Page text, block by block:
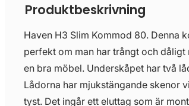
Produktbeskrivning
Haven H3 Slim Kommod 80. Denna
perfekt om man har trångt och
en bra möbel. Underskåpet har två
Lådorna har mjukstängande skenor
tyst. Det ingår ett eluttag som är